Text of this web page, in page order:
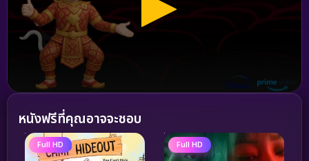
หนังฟรีที่คุณอาจจะชอบ
Full HD Full HD